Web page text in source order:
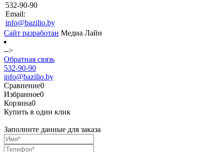
532-90-90
Email:
info@bazilio.by
Сайт разработан Медиа Лайн
-->
Обратная связь
532-90-90
info@bazilio.by
Сравнение0
Избранное0
Корзина0
Купить в один клик
Заполните данные для заказа